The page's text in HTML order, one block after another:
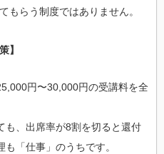
もらう制度ではありません。
】
円〜30,000円の受講料を全
も、出席率が8割を切ると還付
「仕事」のうちです。